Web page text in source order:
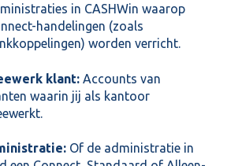
in CASHWin waarop
handelingen (zoals
worden verricht.
klant: Accounts van
waarin jij als kantoor
Of de administratie in